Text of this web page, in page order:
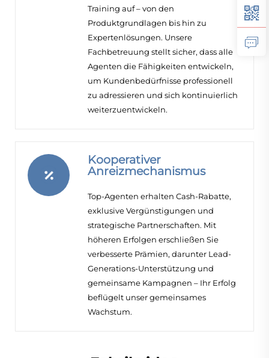
Training auf – von den
Produktgrundlagen bis hin zu
Expertenlösungen. Unsere
Fachbetreuung stellt sicher, dass alle
Agenten die Fähigkeiten entwickeln,
um Kundenbedürfnisse professionell
zu adressieren und sich kontinuierlich
weiterzuentwickeln.
Kooperativer
Anreizmechanismus
Top-Agenten erhalten Cash-Rabatte,
exklusive Vergünstigungen und
strategische Partnerschaften. Mit
höheren Erfolgen erschließen Sie
verbesserte Prämien, darunter Lead-
Generations-Unterstützung und
gemeinsame Kampagnen – Ihr Erfolg
beflügelt unser gemeinsames
Wachstum.